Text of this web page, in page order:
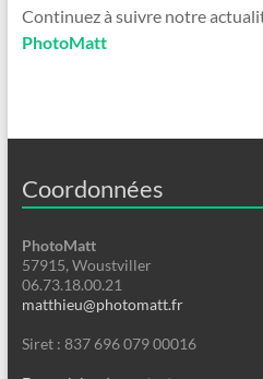
Continuez à suivre notre
PhotoMatt
Coordonnées
PhotoMatt
57915, Woustviller
06.73.18.00.21
matthieu@photomatt.fr
Siret : 837 696 079 00016